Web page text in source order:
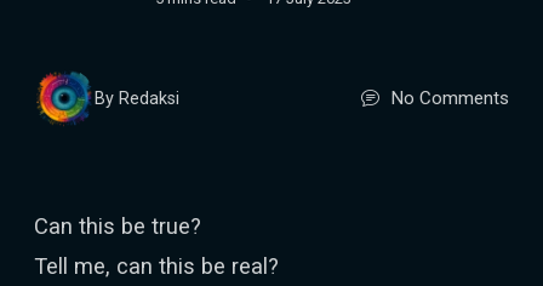
By Redaksi No Comments
Can this be true?
Tell me, can this be real?